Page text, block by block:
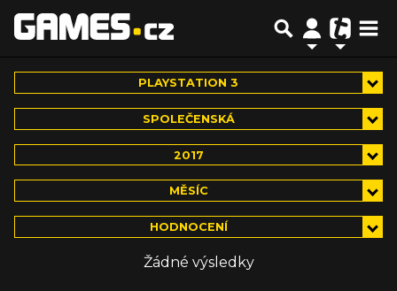
PLAYSTATION 3
SPOLEČENSKÁ
2017
MĚSÍC
HODNOCENÍ
Žádné výsledky